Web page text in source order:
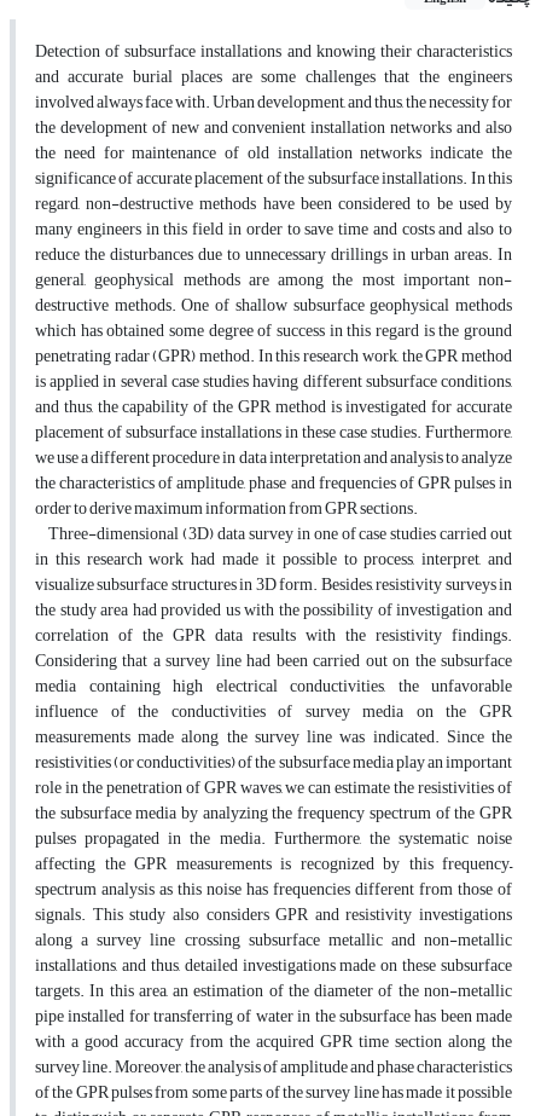
Detection of subsurface installations and knowing their characteristics
and accurate burial places are some challenges that the engineers
involved always face with. Urban development, and thus, the necessity for
the development of new and convenient installation networks and also
the need for maintenance of old installation networks indicate the
significance of accurate placement of the subsurface installations. In this
regard, non-destructive methods have been considered to be used by
many engineers in this field in order to save time and costs and also to
reduce the disturbances due to unnecessary drillings in urban areas. In
general, geophysical methods are among the most important non-
destructive methods. One of shallow subsurface geophysical methods
which has obtained some degree of success in this regard is the ground
penetrating radar (GPR) method. In this research work, the GPR method
is applied in several case studies having different subsurface conditions,
and thus, the capability of the GPR method is investigated for accurate
placement of subsurface installations in these case studies. Furthermore,
we use a different procedure in data interpretation and analysis to analyze
the characteristics of amplitude, phase and frequencies of GPR pulses in
order to derive maximum information from GPR sections.
Three-dimensional (3D) data survey in one of case studies carried out
in this research work had made it possible to process, interpret, and
visualize subsurface structures in 3D form. Besides, resistivity surveys in
the study area had provided us with the possibility of investigation and
correlation of the GPR data results with the resistivity findings.
Considering that a survey line had been carried out on the subsurface
media containing high electrical conductivities, the unfavorable
influence of the conductivities of survey media on the GPR
measurements made along the survey line was indicated. Since the
resistivities (or conductivities) of the subsurface media play an important
role in the penetration of GPR waves, we can estimate the resistivities of
the subsurface media by analyzing the frequency spectrum of the GPR
pulses propagated in the media. Furthermore, the systematic noise
affecting the GPR measurements is recognized by this frequency–
spectrum analysis as this noise has frequencies different from those of
signals. This study also considers GPR and resistivity investigations
along a survey line crossing subsurface metallic and non-metallic
installations, and thus, detailed investigations made on these subsurface
targets. In this area, an estimation of the diameter of the non-metallic
pipe installed for transferring of water in the subsurface has been made
with a good accuracy from the acquired GPR time section along the
survey line. Moreover, the analysis of amplitude and phase characteristics
of the GPR pulses from some parts of the survey line has made it possible